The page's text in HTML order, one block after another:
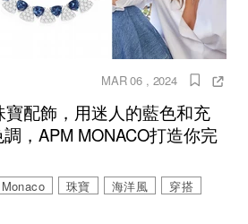
MAR 06 , 2024
寶配飾，用迷人的藍色和充
，APM MONACO打造你完
珠寶 海洋風 穿搭